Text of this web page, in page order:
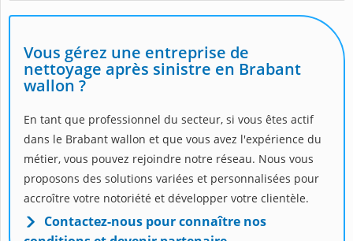
Vous gérez une entreprise de
nettoyage après sinistre en Brabant
wallon ?
En tant que professionnel du secteur, si vous êtes actif
dans le Brabant wallon et que vous avez l'expérience du
métier, vous pouvez rejoindre notre réseau. Nous vous
proposons des solutions variées et personnalisées pour
accroître votre notoriété et développer votre clientèle.
Contactez-nous pour connaître nos